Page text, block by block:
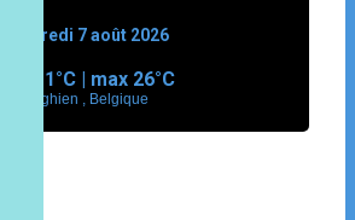
vendredi 7 août 2026
11°C | max 26°C
Enghien , Belgique